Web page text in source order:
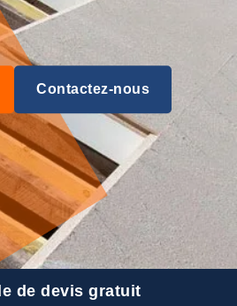
Contactez-nous
de devis gratuit